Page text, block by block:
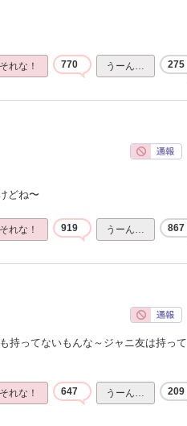
それな！ 770 うーん… 275
どね〜
それな！ 919 うーん… 867
持ってないもんな～ジャニ友は持って
それな！ 647 うーん… 209